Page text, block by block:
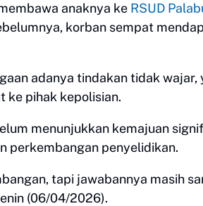
anaknya ke RSUD
korban sempat
adanya tindakan tidak wajar,
ke pihak kepolisian.
menunjukkan kemajuan
perkembangan penyelidikan.
tapi jawabannya masih
(06/04/2026).